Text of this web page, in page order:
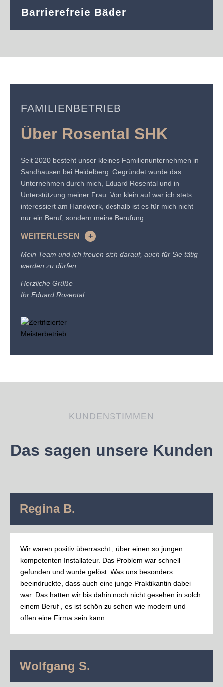
Barrierefreie Bäder
FAMILIENBETRIEB
Über Rosental SHK
Seit 2020 besteht unser kleines Familienunternehmen in
Sandhausen bei Heidelberg. Gegründet wurde das
Unternehmen durch mich, Eduard Rosental und in
Unterstützung meiner Frau. Von klein auf war ich stets
interessiert am Handwerk, deshalb ist es für mich nicht
nur ein Beruf, sondern meine Berufung.
WEITERLESEN
Mein Team und ich freuen sich darauf, auch für Sie tätig
werden zu dürfen.
Herzliche Grüße
Ihr Eduard Rosental
KUNDENSTIMMEN
Das sagen unsere Kunden
Regina B.
Wir waren positiv überrascht , über einen so jungen
kompetenten Installateur. Das Problem war schnell
gefunden und wurde gelöst. Was uns besonders
beeindruckte, dass auch eine junge Praktikantin dabei
war. Das hatten wir bis dahin noch nicht gesehen in solch
einem Beruf , es ist schön zu sehen wie modern und
offen eine Firma sein kann.
Wolfgang S.